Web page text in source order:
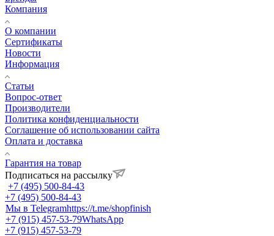
Компания
О компании
Сертификаты
Новости
Информация
Статьи
Вопрос-ответ
Производители
Политика конфиденциальности
Соглашение об использовании сайта
Оплата и доставка
Гарантия на товар
Подписаться на рассылку
+7 (495) 500-84-43
+7 (495) 500-84-43
Мы в Telegramhttps://t.me/shopfinish
+7 (915) 457-53-79WhatsApp
+7 (915) 457-53-79